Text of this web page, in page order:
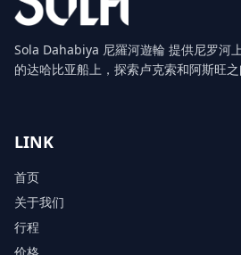
Sola Dahabiya 尼羅河遊輪 提供尼罗河
的达哈比亚船上，探索卢克索和阿斯旺之
LINK
首页
关于我们
行程